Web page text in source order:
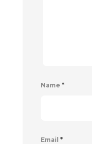
Name *
Email *